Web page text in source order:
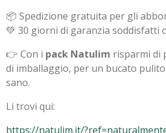
📦 Spedizione gratuita per gli
💚 30 giorni di garanzia soddisfatti
👉 Con i pack Natulim risparmi di
di imballaggio, per un bucato
sano.
Li trovi qui:
https://natulim.it/